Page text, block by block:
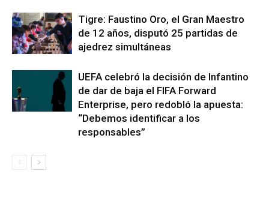
Tigre: Faustino Oro, el Gran Maestro
de 12 años, disputó 25 partidas de
ajedrez simultáneas
UEFA celebró la decisión de Infantino
de dar de baja el FIFA Forward
Enterprise, pero redobló la apuesta:
“Debemos identificar a los
responsables”